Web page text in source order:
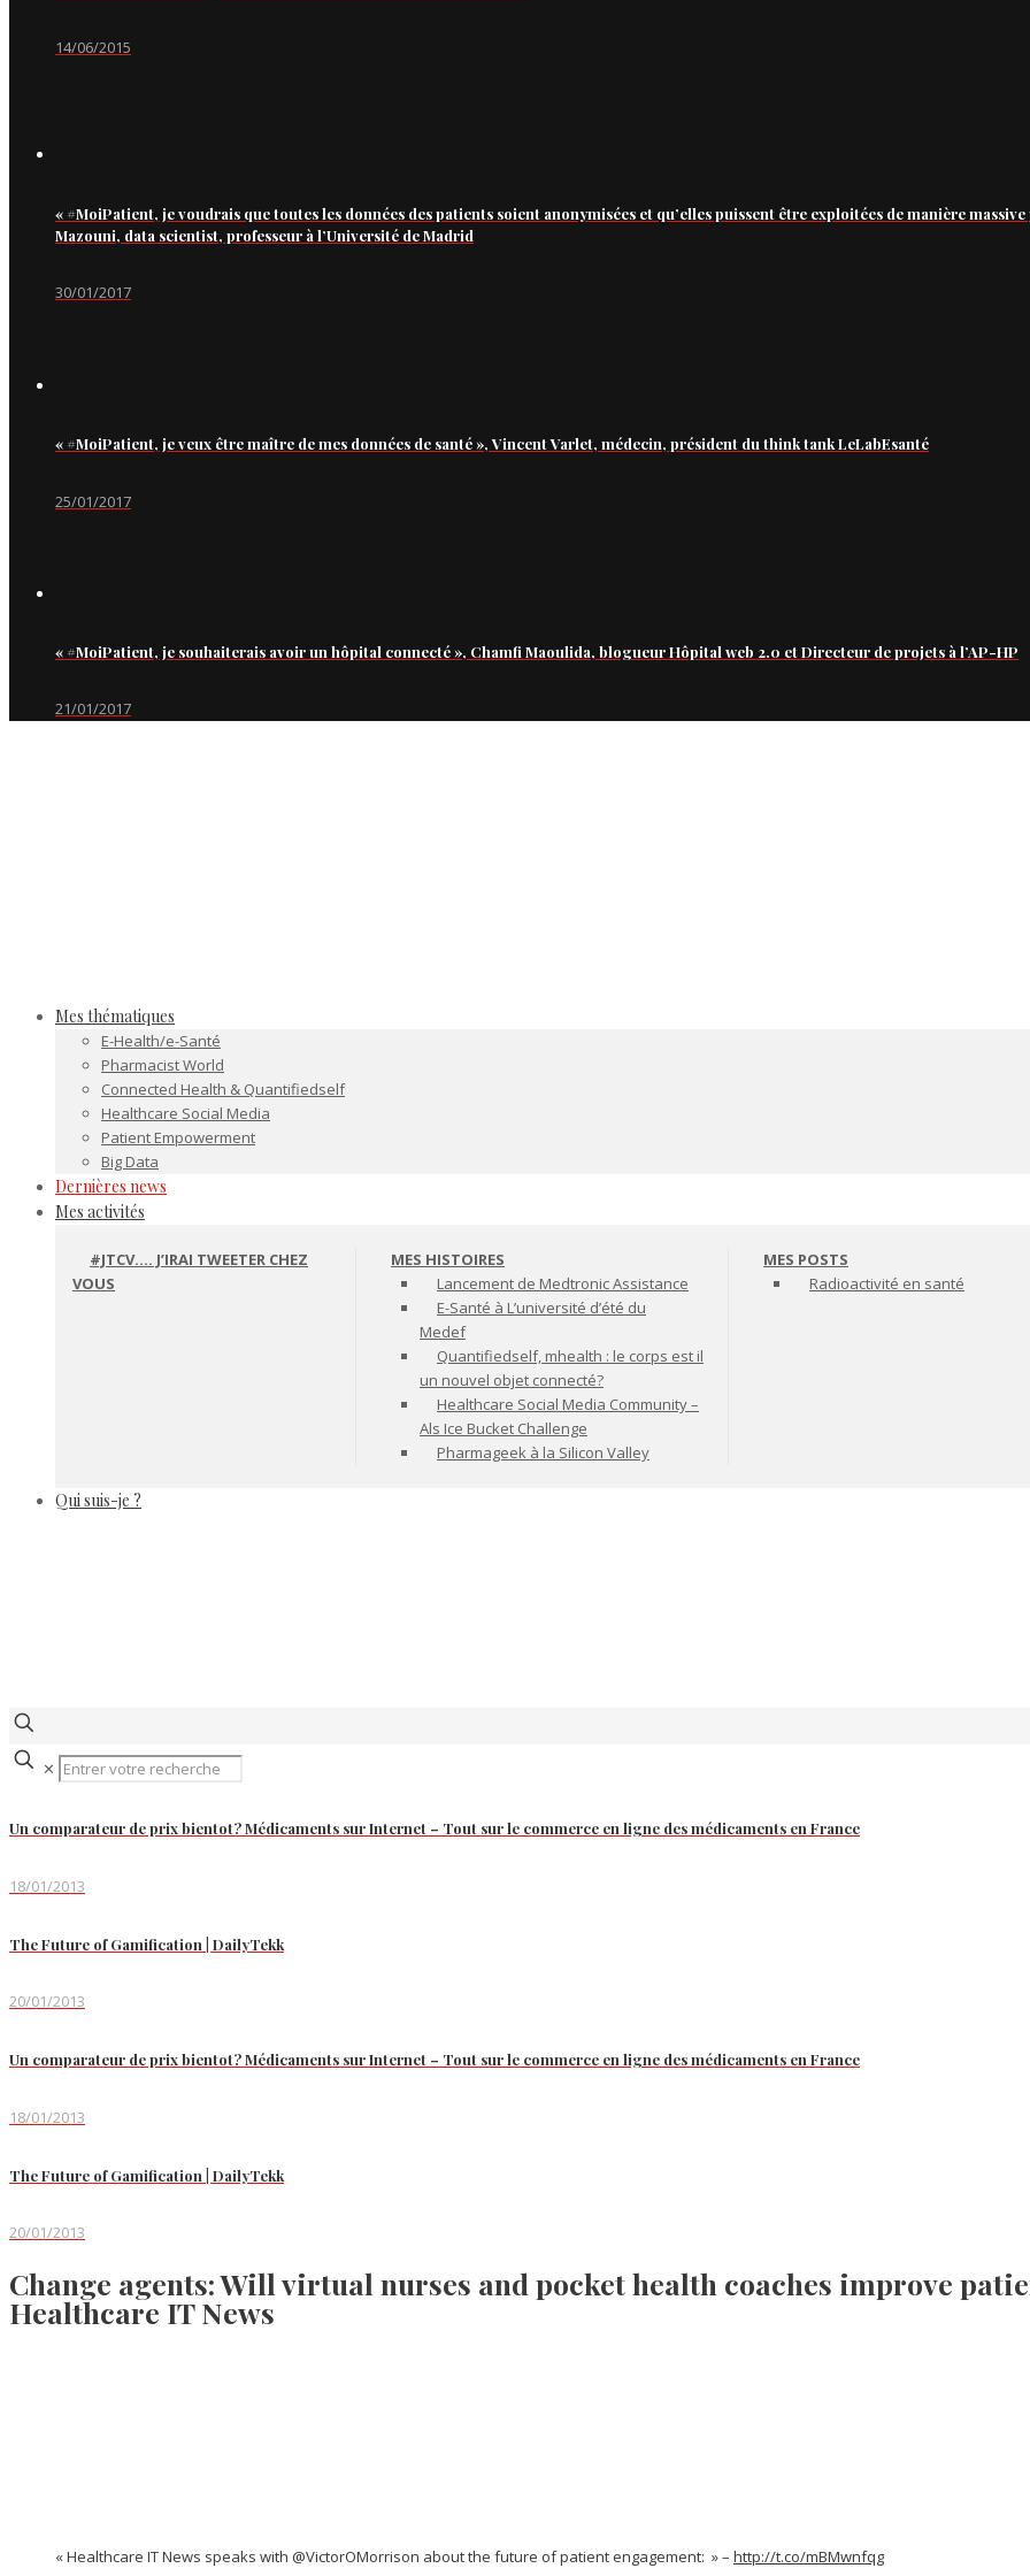
14/06/2015
« #MoiPatient, je voudrais que toutes les données des patients soient anonymisées et qu’elles puissent être exploitées de manière
Mazouni, data scientist, professeur à l’Université de Madrid
30/01/2017
« #MoiPatient, je veux être maître de mes données de santé », Vincent Varlet, médecin, président du think tank LeLabEsanté
25/01/2017
« #MoiPatient, je souhaiterais avoir un hôpital connecté », Chamfi Maoulida, blogueur Hôpital web 2.0 et Directeur de projets à l’AP-HP
21/01/2017
Mes thématiques
E-Health/e-Santé
Pharmacist World
Connected Health & Quantifiedself
Healthcare Social Media
Patient Empowerment
Big Data
Dernières news
Mes activités
#JTCV…. J’IRAI TWEETER CHEZ
VOUS
MES HISTOIRES
Lancement de Medtronic Assistance
E-Santé à L’université d’été du
Medef
Quantifiedself, mhealth : le corps est il
un nouvel objet connecté?
Healthcare Social Media Community –
Als Ice Bucket Challenge
Pharmageek à la Silicon Valley
MES POSTS
Radioactivité en santé
Qui suis-je ?
✕
Un comparateur de prix bientot? Médicaments sur Internet – Tout sur le commerce en ligne des médicaments en France
18/01/2013
The Future of Gamification | DailyTekk
20/01/2013
Un comparateur de prix bientot? Médicaments sur Internet – Tout sur le commerce en ligne des médicaments en France
18/01/2013
The Future of Gamification | DailyTekk
20/01/2013
Change agents: Will virtual nurses and pocket health coaches improve
Healthcare IT News
« Healthcare IT News speaks with @VictorOMorrison about the future of patient engagement: » – http://t.co/mBMwnfqg